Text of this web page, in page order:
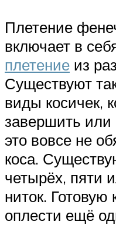
Плетение
включает в
плетение из
Существуют
виды косичек,
завершить или
это вовсе не
коса.
четырёх, пяти
ниток.
оплести ещё